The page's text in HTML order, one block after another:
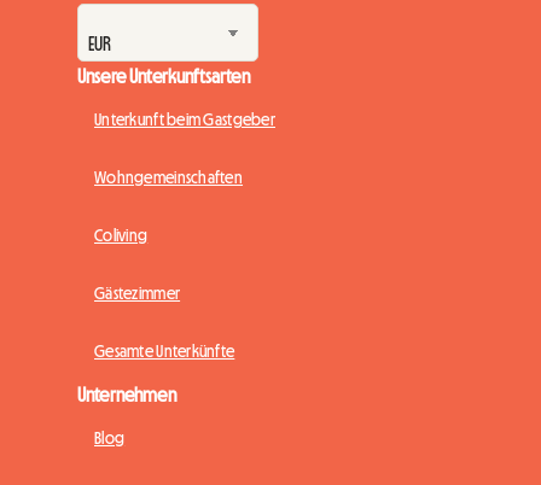
Unsere Unterkunftsarten
Unterkunft beim Gastgeber
Wohngemeinschaften
Coliving
Gästezimmer
Gesamte Unterkünfte
Unternehmen
Blog